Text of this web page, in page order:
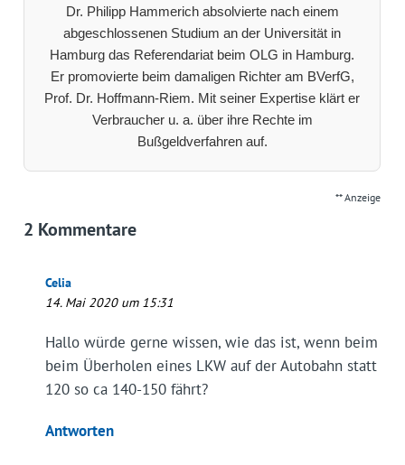
Dr. Philipp Hammerich absolvierte nach einem
abgeschlossenen Studium an der Universität in
Hamburg das Referendariat beim OLG in Hamburg.
Er promovierte beim damaligen Richter am BVerfG,
Prof. Dr. Hoffmann-Riem. Mit seiner Expertise klärt er
Verbraucher u. a. über ihre Rechte im
Bußgeldverfahren auf.
** Anzeige
2 Kommentare
Celia
14. Mai 2020 um 15:31
Hallo würde gerne wissen, wie das ist, wenn beim
beim Überholen eines LKW auf der Autobahn statt
120 so ca 140-150 fährt?
Antworten